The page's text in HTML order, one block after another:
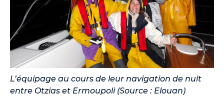
L’équipage au cours de leur navigation de nuit
entre Otzias et Ermoupoli (Source : Elouan)